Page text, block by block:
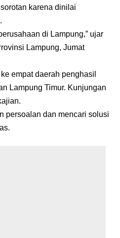
karena dinilai
di Lampung,” ujar
Lampung, Jumat
empat daerah penghasil
Lampung Timur. Kunjungan
persoalan dan mencari solusi